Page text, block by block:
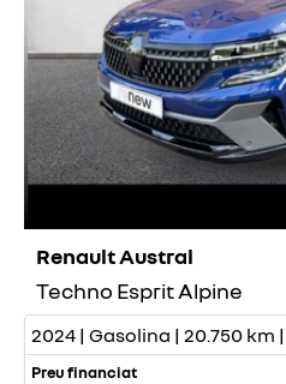
Renault Austral
Techno Esprit Alpine
2024 | Gasolina | 20.750
Preu financiat